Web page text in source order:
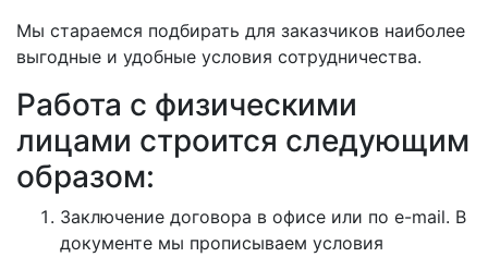
Мы стараемся подбирать для заказчиков наиболее
выгодные и удобные условия сотрудничества.
Работа с физическими
лицами строится следующим
образом:
Заключение договора в офисе или по e-mail. В
документе мы прописываем условия